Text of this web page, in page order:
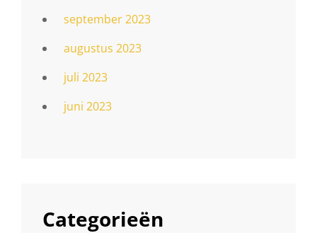
september 2023
augustus 2023
juli 2023
juni 2023
Categorieën